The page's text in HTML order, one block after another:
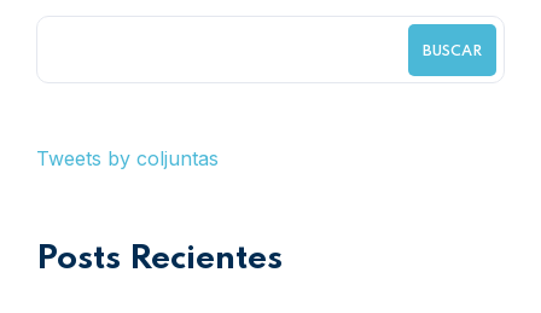
BUSCAR
Tweets by coljuntas
Posts Recientes